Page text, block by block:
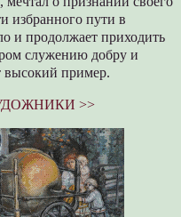
избранного пути в
и продолжает приходить
служению добру и
высокий пример.
>>